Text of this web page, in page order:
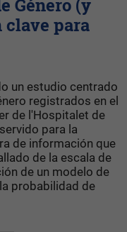
Género (y
clave para
un estudio centrado
registrados en el
de l'Hospitalet de
para la
de información que
de la escala de
de un modelo de
probabilidad de